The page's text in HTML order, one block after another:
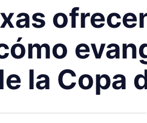
la Copa